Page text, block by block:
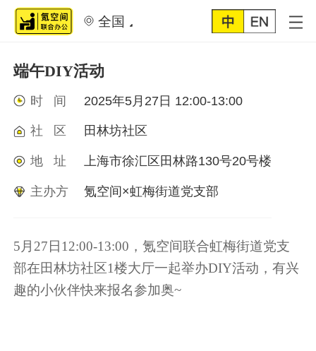
全国
端午DIY活动
时 间 2025年5月27日 12:00-13:00
社 区 田林坊社区
地 址 上海市徐汇区田林路130号20号楼
主办方 氪空间×虹梅街道党支部
5月27日12:00-13:00，氪空间联合虹梅街道党支
部在田林坊社区1楼大厅一起举办DIY活动，有兴
趣的小伙伴快来报名参加奥~